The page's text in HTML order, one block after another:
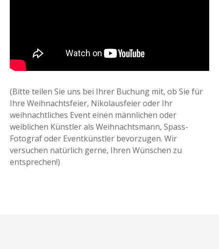
(Bitte teilen Sie uns bei Ihrer Buchung mit, ob Sie für
Ihre Weihnachtsfeier, Nikolausfeier oder Ihr
weihnachtliches Event einen männlichen oder
weiblichen Künstler als Weihnachtsmann, Spass-
Fotograf oder Eventkünstler bevorzugen. Wir
versuchen natürlich gerne, Ihren Wünschen zu
entsprechen!)